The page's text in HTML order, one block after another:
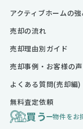
アクティブホームの強
売却の流れ
売却理由別ガイド
売却事例・お客様の声
よくある質問(売却編)
無料査定依頼
買う 物件をお